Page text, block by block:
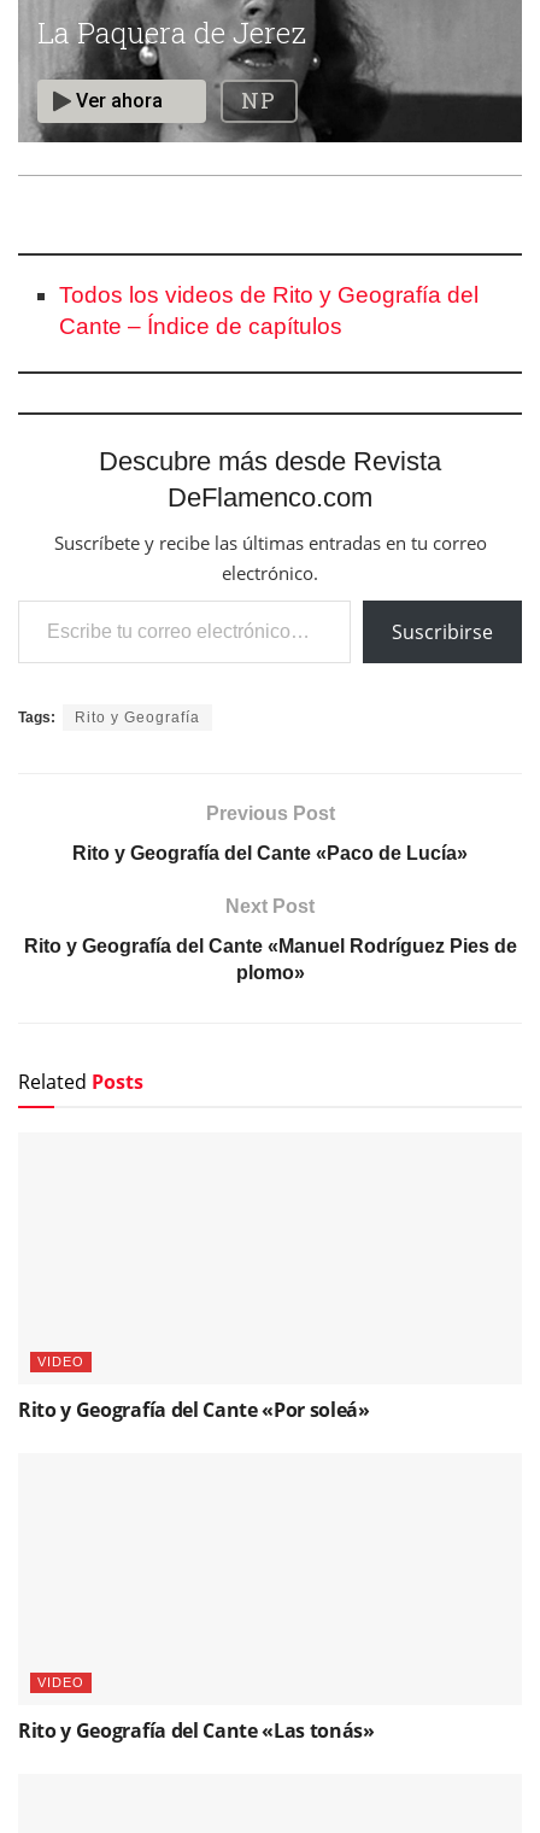
Todos los videos de Rito y Geografía del
Cante – Índice de capítulos
Descubre más desde Revista
DeFlamenco.com
Suscríbete y recibe las últimas entradas en tu correo
electrónico.
Escribe tu correo electrónico…
Suscribirse
Tags: Rito y Geografía
Previous Post
Rito y Geografía del Cante «Paco de Lucía»
Next Post
Rito y Geografía del Cante «Manuel Rodríguez Pies de
plomo»
Related Posts
VIDEO
Rito y Geografía del Cante «Por soleá»
VIDEO
Rito y Geografía del Cante «Las tonás»